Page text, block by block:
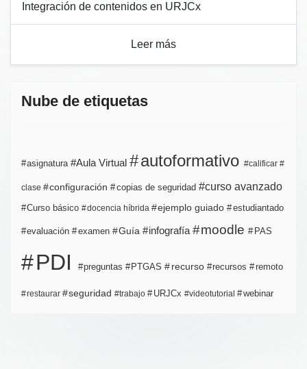
Integración de contenidos en URJCx
Leer más
Nube de etiquetas
asignatura Aula Virtual autoformativo calificar
clase configuración copias de seguridad curso avanzado
Curso básico docencia híbrida ejemplo guiado estudiantado
evaluación examen Guía infografía moodle PAS
PDI preguntas PTGAS recurso recursos remoto
restaurar seguridad trabajo URJCx videotutorial webinar